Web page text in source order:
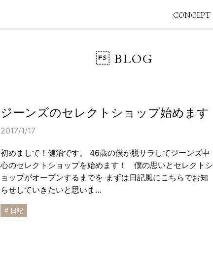
CONCEPT
BLOG
ジーンズのセレクトショップ始めます
2017/1/17
初めまして！健治です。 46歳の僕が脱サラしてジーンズ中
心のセレクトショップを始めます！ 僕の思いとセレクトシ
ョップがオープンするまでを まずは日記風にこちらでお知
らせしていきたいと思いま…
# 日記